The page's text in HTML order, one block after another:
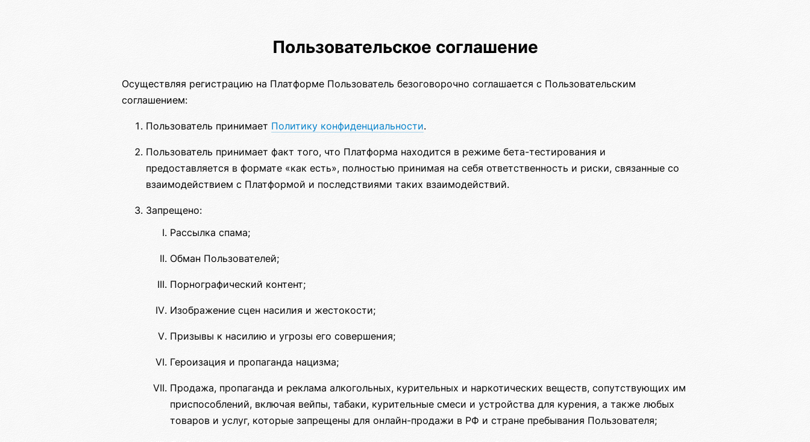
Пользовательское соглашение
Осуществляя регистрацию на Платформе Пользователь безоговорочно соглашается с Пользовательским
соглашением:
Пользователь принимает Политику конфиденциальности.
Пользователь принимает факт того, что Платформа находится в режиме бета-тестирования и
предоставляется в формате «как есть», полностью принимая на себя ответственность и риски, связанные со
взаимодействием с Платформой и последствиями таких взаимодействий.
Запрещено:
Рассылка спама;
Обман Пользователей;
Порнографический контент;
Изображение сцен насилия и жестокости;
Призывы к насилию и угрозы его совершения;
Героизация и пропаганда нацизма;
Продажа, пропаганда и реклама алкогольных, курительных и наркотических веществ, сопутствующих им
приспособлений, включая вейпы, табаки, курительные смеси и устройства для курения, а также любых
товаров и услуг, которые запрещены для онлайн-продажи в РФ и стране пребывания Пользователя;